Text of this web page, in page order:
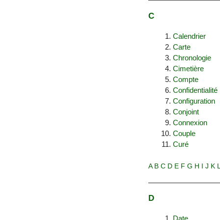
C
Calendrier
Carte
Chronologie
Cimetière
Compte
Confidentialité
Configuration
Conjoint
Connexion
Couple
Curé
A B C D E F G H I J K L
D